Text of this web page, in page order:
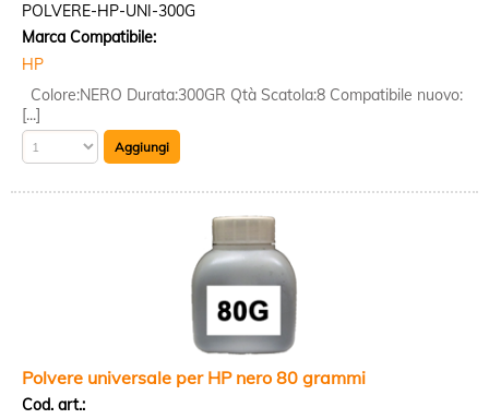
POLVERE-HP-UNI-300G
Marca Compatibile:
HP
Colore:NERO Durata:300GR Qtà Scatola:8 Compatibile nuovo:
[...]
Polvere universale per HP nero 80 grammi
Cod. art.: